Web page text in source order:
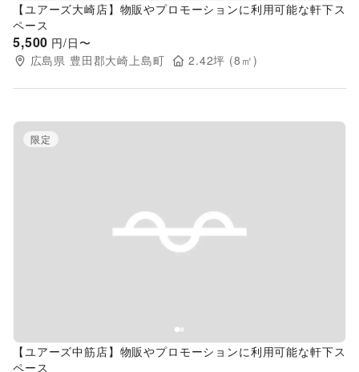
【ユアーズ大崎店】物販やプロモーションに利用可能な軒下ス
ペース
5,500 円/日〜
広島県 豊田郡大崎上島町 2.42坪 (8 ㎡)
Previous slide
限定
【ユアーズ中筋店】物販やプロモーションに利用可能な軒下ス
ペース